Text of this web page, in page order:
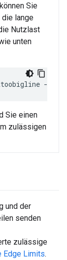
Sie
lange
Nutzlast
unten
Sie einen
zulässigen
und der
senden
zulässige
Edge Limits.